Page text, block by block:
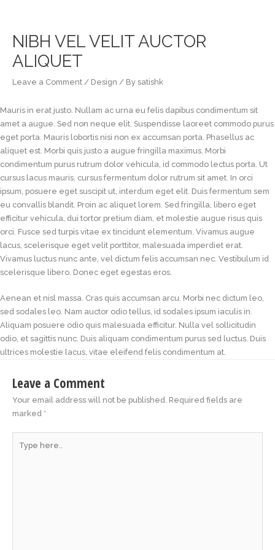
contentNIBH VEL VELIT AUCTOR
ALIQUET
Leave a Comment / Design / By satishk
Mauris in erat justo. Nullam ac urna eu felis dapibus condimentum sit
amet a augue. Sed non neque elit. Suspendisse laoreet commodo purus
eget porta. Mauris lobortis nisi non ex accumsan porta. Phasellus ac
aliquet est. Morbi quis justo a augue fringilla maximus. Morbi
condimentum purus rutrum dolor vehicula, id commodo lectus porta. Ut
cursus lacus mauris, cursus fermentum dolor rutrum sit amet. In orci
ipsum, posuere eget suscipit ut, interdum eget elit. Duis fermentum sem
eu convallis blandit. Proin ac aliquet lorem. Sed fringilla, libero eget
efficitur vehicula, dui tortor pretium diam, et molestie augue risus quis
orci. Fusce sed turpis vitae ex tincidunt elementum. Vivamus augue
lacus, scelerisque eget velit porttitor, malesuada imperdiet erat.
Vivamus luctus nunc ante, vel dictum felis accumsan nec. Vestibulum id
scelerisque libero. Donec eget egestas eros.
Aenean et nisl massa. Cras quis accumsan arcu. Morbi nec dictum leo,
sed sodales leo. Nam auctor odio tellus, id sodales ipsum iaculis in.
Aliquam posuere odio quis malesuada efficitur. Nulla vel sollicitudin
odio, et sagittis nunc. Duis aliquam condimentum purus sed luctus. Duis
ultrices molestie lacus, vitae eleifend felis condimentum at.
Leave a Comment
Your email address will not be published. Required fields are
marked *
here..